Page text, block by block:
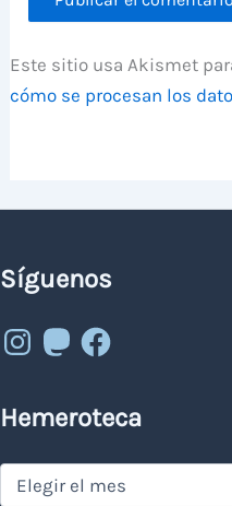
Este sitio usa Akismet
cómo se procesan los
Síguenos
Instagram
MastodonFacebook
Hemeroteca
Hemeroteca